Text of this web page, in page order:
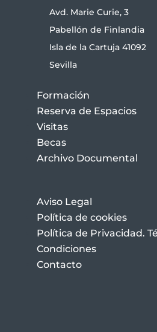
Avd. Marie Curie, 3
Pabellón de Finlandia
Isla de la Cartuja 41092
Sevilla
Formación
Reserva de Espacios
Visitas
Becas
Archivo Documental
Aviso Legal
Política de cookies
Política de Privacidad.
Condiciones
Contacto